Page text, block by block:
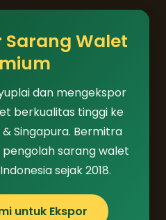
Sarang Walet
dan mengekspor
berkualitas tinggi ke
& Singapura. Bermitra
sarang walet
sejak 2018.
untuk Ekspor